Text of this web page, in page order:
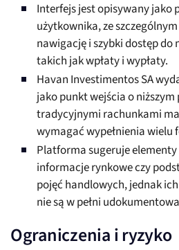
Interfejs jest opisywany jako
użytkownika, ze
nawigację i szybki dostęp
takich jak wpłaty i wypłaty.
Havan Investimentos SA
jako punkt wejścia o
tradycyjnymi rachunkami
wymagać wypełnienia wielu
Platforma sugeruje
informacje rynkowe czy
pojęć handlowych, jednak
nie są w pełni
Ograniczenia i ryzyko